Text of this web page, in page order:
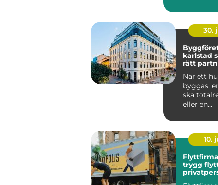
Samtidigt
30.
karlstad så väljer du
rätt
När ett
byggas,
ska
eller en
planerar
10.
trygg